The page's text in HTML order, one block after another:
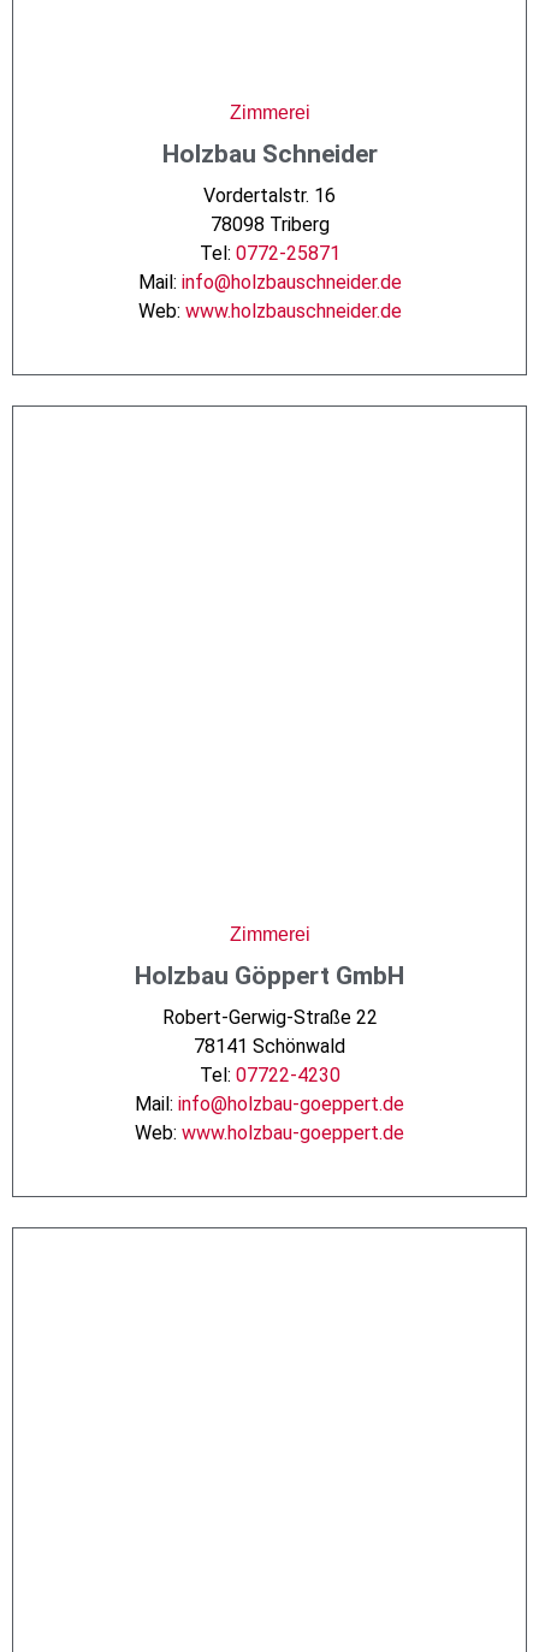
Zimmerei
Holzbau Schneider
Vordertalstr. 16
78098 Triberg
Tel: 0772-25871
Mail: info@holzbauschneider.de
Web: www.holzbauschneider.de
Zimmerei
Holzbau Göppert GmbH
Robert-Gerwig-Straße 22
78141 Schönwald
Tel: 07722-4230
Mail: info@holzbau-goeppert.de
Web: www.holzbau-goeppert.de